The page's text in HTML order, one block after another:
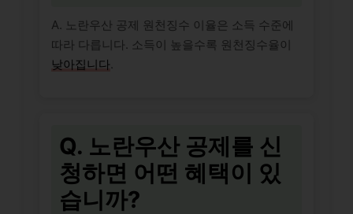
A. 노란우산 공제 원천징수 이율은 소득 수준에
따라 다릅니다. 소득이 높을수록 원천징수율이
낮아집니다
Q. 노란우산 공제를 신
청하면 어떤 혜택이 있
습니까?